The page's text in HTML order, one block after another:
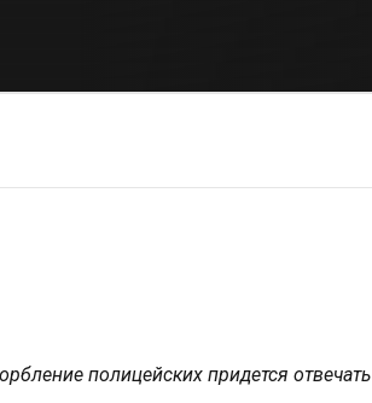
полицейских придется отвечать